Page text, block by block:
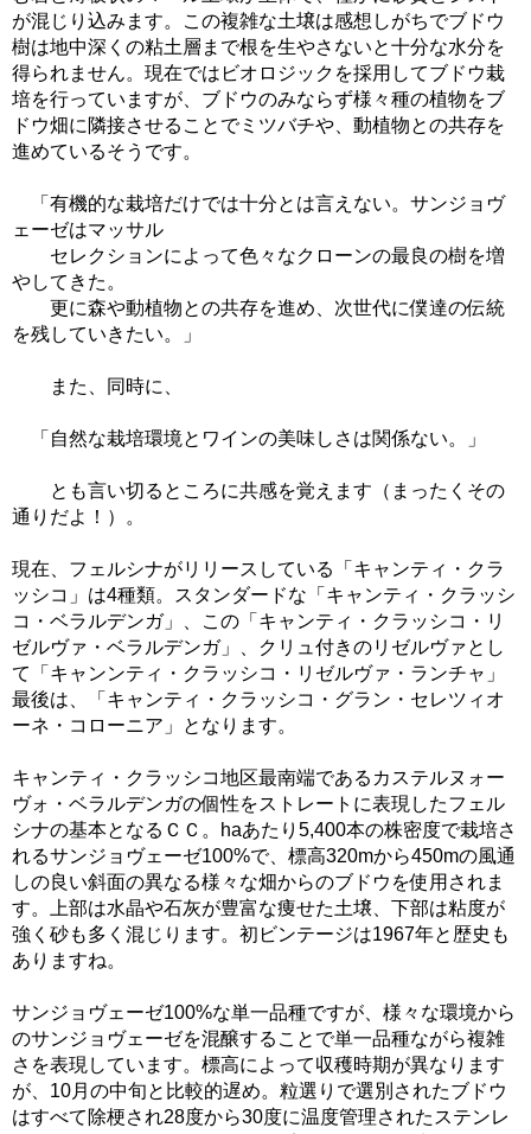
が混じり込みます。この複雑な土壌は感想しがちでブドウ
樹は地中深くの粘土層まで根を生やさないと十分な水分を
得られません。現在ではビオロジックを採用してブドウ栽
培を行っていますが、ブドウのみならず様々種の植物をブ
ドウ畑に隣接させることでミツバチや、動植物との共存を
進めているそうです。
「有機的な栽培だけでは十分とは言えない。サンジョヴ
ェーゼはマッサル
セレクションによって色々なクローンの最良の樹を増
やしてきた。
更に森や動植物との共存を進め、次世代に僕達の伝統
を残していきたい。」
また、同時に、
「自然な栽培環境とワインの美味しさは関係ない。」
とも言い切るところに共感を覚えます（まったくその
通りだよ！）。
現在、フェルシナがリリースしている「キャンティ・クラ
ッシコ」は4種類。スタンダードな「キャンティ・クラッシ
コ・ベラルデンガ」、この「キャンティ・クラッシコ・リ
ゼルヴァ・ベラルデンガ」、クリュ付きのリゼルヴァとし
て「キャンンティ・クラッシコ・リゼルヴァ・ランチャ」
最後は、「キャンティ・クラッシコ・グラン・セレツィオ
ーネ・コローニア」となります。
キャンティ・クラッシコ地区最南端であるカステルヌォー
ヴォ・ベラルデンガの個性をストレートに表現したフェル
シナの基本となるＣＣ。haあたり5,400本の株密度で栽培さ
れるサンジョヴェーゼ100%で、標高320mから450mの風通
しの良い斜面の異なる様々な畑からのブドウを使用されま
す。上部は水晶や石灰が豊富な痩せた土壌、下部は粘度が
強く砂も多く混じります。初ビンテージは1967年と歴史も
ありますね。
サンジョヴェーゼ100%な単一品種ですが、様々な環境から
のサンジョヴェーゼを混醸することで単一品種ながら複雑
さを表現しています。標高によって収穫時期が異なります
が、10月の中旬と比較的遅め。粒選りで選別されたブドウ
はすべて除梗され28度から30度に温度管理されたステンレ